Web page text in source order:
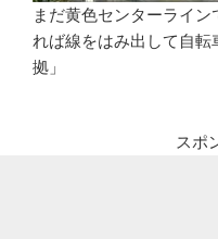
まだ黄色センターライ
れば線をはみ出して自
拠」
スポ